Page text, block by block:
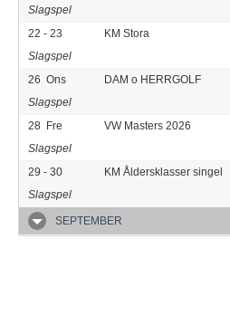
Slagspel
22 - 23
KM Stora
Slagspel
26 Ons
DAM o HERRGOLF
Slagspel
28 Fre
VW Masters 2026
Slagspel
29 - 30
KM Åldersklasser singel
Slagspel
SEPTEMBER